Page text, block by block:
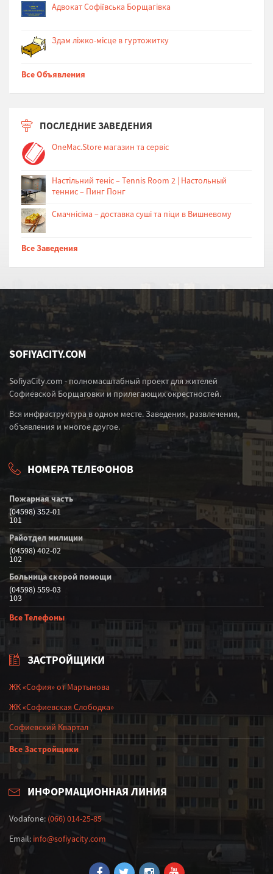
Адвокат Софіївська Борщагівка
Здам ліжко-місце в гуртожитку
Все Объявления
ПОСЛЕДНИЕ ЗАВЕДЕНИЯ
OneMac.Store магазин та сервіс
Настільний теніс – Tennis Room 2 | Настольный
теннис – Пинг Понг
Cмачнісіма – доставка суші та піци в Вишневому
Все Заведения
SOFIYACITY.COM
SofiyaCity.com - полномасштабный проект для жителей
Софиевской Борщаговки и прилегающих окрестностей.
Вся инфраструктура в одном месте. Заведения, развлечения,
объявления и многое другое.
НОМЕРА ТЕЛЕФОНОВ
Пожарная часть
(04598) 352-01
101
Райотдел милиции
(04598) 402-02
102
Больница скорой помощи
(04598) 559-03
103
Все Телефоны
ЗАСТРОЙЩИКИ
ЖК «София» от Мартынова
ЖК «Софиевская Слободка»
Софиевский Квартал
Все Застройщики
ИНФОРМАЦИОННАЯ ЛИНИЯ
Vodafone: (066) 014-25-85
Email: info@sofiyacity.com